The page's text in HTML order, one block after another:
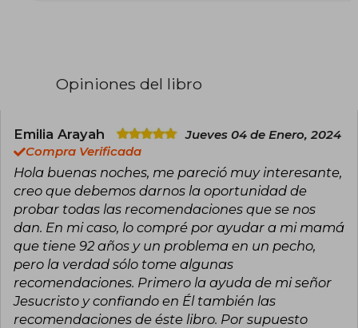
los últimos 5 años y tras haber ayudado a más
llegue a la conclusión de que el 85% de la
sanación depende de una correcta
Opiniones del libro
Emilia Arayah
Jueves 04 de Enero, 2024
Compra Verificada
Hola buenas noches, me pareció muy interesante,
creo que debemos darnos la oportunidad de
probar todas las recomendaciones que se nos
dan. En mi caso, lo compré por ayudar a mi mamá
que tiene 92 años y un problema en un pecho,
pero la verdad sólo tome algunas
recomendaciones. Primero la ayuda de mi señor
Jesucristo y confiando en Él también las
recomendaciones de éste libro. Por supuesto